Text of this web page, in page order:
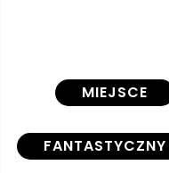
MIEJSCE
FANTASTYCZNY